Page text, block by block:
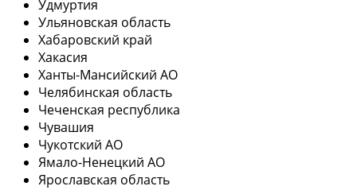
Удмуртия
Ульяновская область
Хабаровский край
Хакасия
Ханты-Мансийский АО
Челябинская область
Чеченская республика
Чувашия
Чукотский АО
Ямало-Ненецкий АО
Ярославская область